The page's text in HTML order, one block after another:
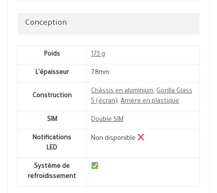
Conception
Poids 173 g
L'épaisseur 7.8mm
Construction
Châssis en aluminium, Gorilla Glass
5 (écran), Arrière en plastique
SIM Double SIM
Notifications
LED
Non disponible
Système de
refroidissement